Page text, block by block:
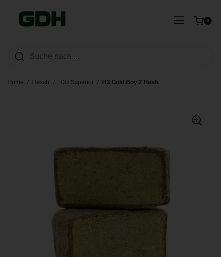
MenüWarenkorb
0
Home / Hasch / H3 / Superior / H3 Gold Boy 2 Hash